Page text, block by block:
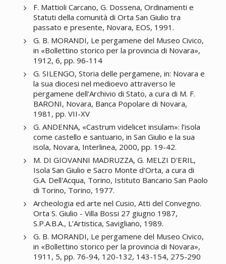
F. Mattioli Carcano, G. Dossena, Ordinamenti e
Statuti della comunità di Orta San Giulio tra
passato e presente, Novara, EOS, 1991.
G. B. MORANDI, Le pergamene del Museo Civico,
in «Bollettino storico per la provincia di Novara»,
1912, 6, pp. 96-114
G. SILENGO, Storia delle pergamene, in: Novara e
la sua diocesi nel medioevo attraverso le
pergamene dell'Archivio di Stato, a cura di M. F.
BARONI, Novara, Banca Popolare di Novara,
1981, pp. VII-XV
G. ANDENNA, «Castrum videlicet insulam»: l’isola
come castello e santuario, in San Giulio e la sua
isola, Novara, Interlinea, 2000, pp. 19-42.
M. DI GIOVANNI MADRUZZA, G. MELZI D'ERIL,
Isola San Giulio e Sacro Monte d'Orta, a cura di
G.A. Dell'Acqua, Torino, Istituto Bancario San Paolo
di Torino, Torino, 1977.
Archeologia ed arte nel Cusio, Atti del Convegno.
Orta S. Giulio - Villa Bossi 27 giugno 1987,
S.P.A.B.A., L’Artistica, Savigliano, 1989.
G. B. MORANDI, Le pergamene del Museo Civico,
in «Bollettino storico per la provincia di Novara»,
1911, 5, pp. 76-94, 120-132, 143-154, 275-290